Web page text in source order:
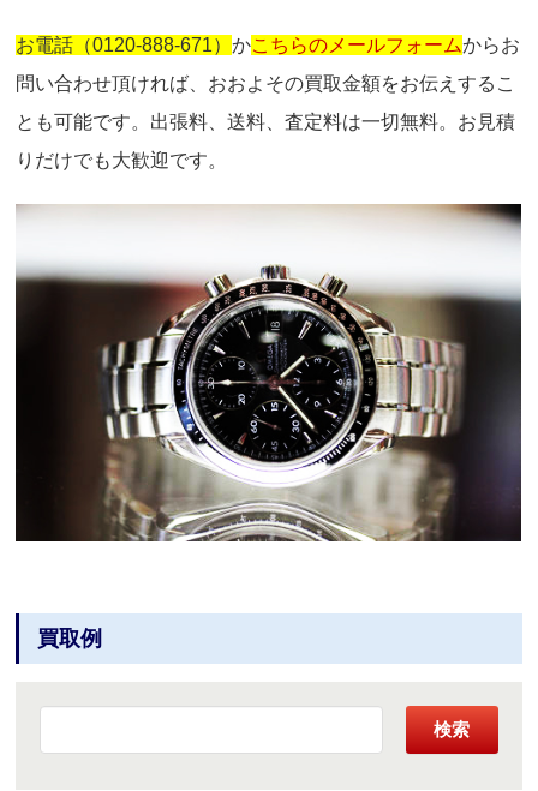
お電話（0120-888-671）かこちらのメールフォームからお
問い合わせ頂ければ、おおよその買取金額をお伝えするこ
とも可能です。出張料、送料、査定料は一切無料。お見積
りだけでも大歓迎です。
買取例
検索